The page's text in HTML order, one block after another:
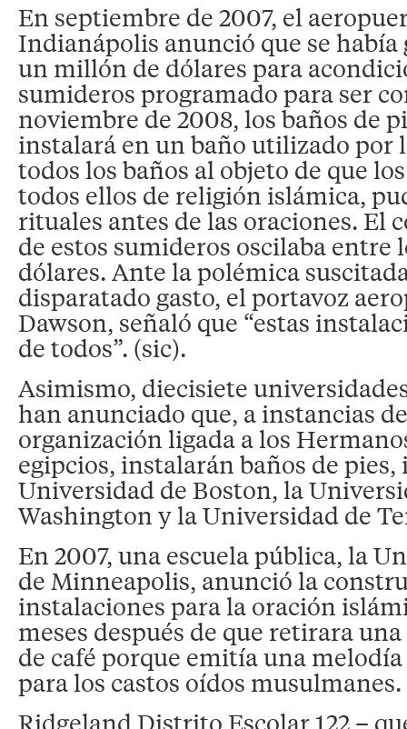
En septiembre de 2007, el
Indianápolis anunció que se había
un millón de dólares para
sumideros programado para ser
noviembre de 2008, los baños de
instalará en un baño utilizado por
todos los baños al objeto de que
todos ellos de religión islámica,
rituales antes de las oraciones. El
de estos sumideros oscilaba entre
dólares. Ante la polémica
disparatado gasto, el portavoz
Dawson, señaló que “estas
de todos”. (sic).
Asimismo, diecisiete
han anunciado que, a instancias
organización ligada a los
egipcios, instalarán baños de
Universidad de Boston, la
Washington y la Universidad de
En 2007, una escuela pública, la
de Minneapolis, anunció la
instalaciones para la oración
meses después de que retirara
de café porque emitía una
para los castos oídos musulmanes.
Ridgeland Distrito Escolar 122 –